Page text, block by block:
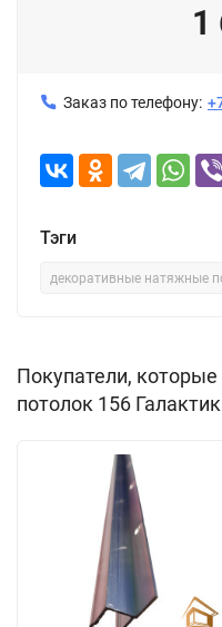
1
Заказ по телефону:
Тэги
декоративные натяжные
Покупатели,
потолок 156